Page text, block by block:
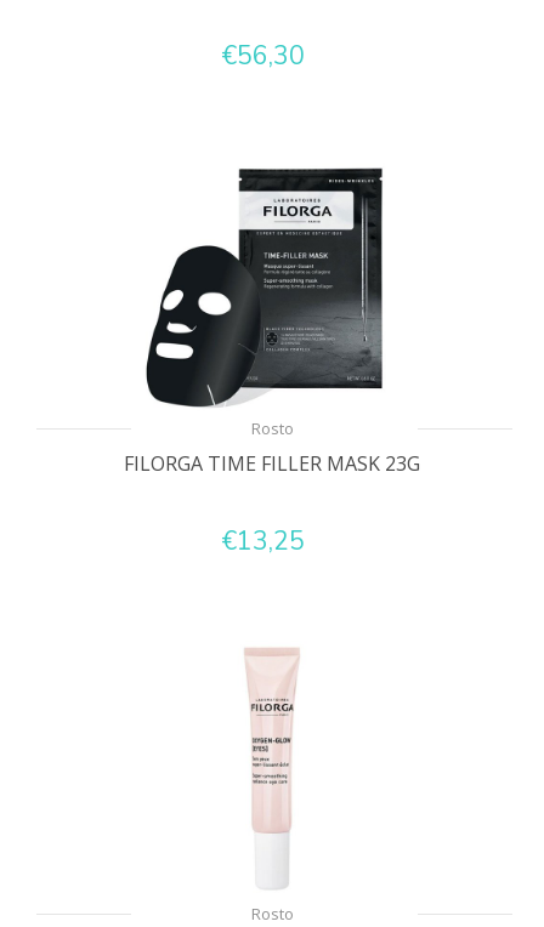
€56,30
Rosto
FILORGA TIME FILLER MASK 23G
€13,25
Rosto